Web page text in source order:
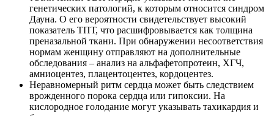
генетических патологий, к которым относится синдром
Дауна. О его вероятности свидетельствует высокий
показатель ТПТ, что расшифровывается как толщина
преназальной ткани. При обнаружении несоответствия
нормам женщину отправляют на дополнительные
обследования – анализ на альфафетопротеин, ХГЧ,
амниоцентез, плацентоцентез, кордоцентез.
Неравномерный ритм сердца может быть следствием
врожденного порока сердца или гипоксии. На
кислородное голодание могут указывать тахикардия и